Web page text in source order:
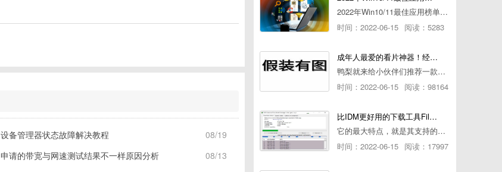
08/19
设备管理器状态故障解决教程
08/13
申请的带宽与网速测试结果不一样原因分析
2022年Win10/11最佳应用榜单出炉！ 你都用过几个？
时间：2022-06-15 阅读：5283
成年人最爱的看片神器！经久耐用-白嫖全网资源
鸭梨就来给小伙伴们推荐一款经久耐用的良心播放器，资源齐全无广告，可以放心使用~
时间：2022-06-15 阅读：98164
比IDM更好用的下载工具File Centipede文件蜈蚣-秒杀迅雷-直接飞起！
它的最大特点，就是其支持的下载协议几乎是市面上最全面的，包括HTTP/FTP、BT种子、磁力链接，m3u8流任务（AES-128解密）。
时间：2022-06-15 阅读：17997